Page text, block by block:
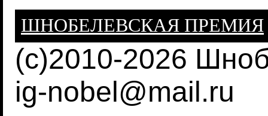
ШНОБЕЛЕВСКАЯ ПРЕМИЯ
(c)2010-2026
ig-nobel@mail.ru